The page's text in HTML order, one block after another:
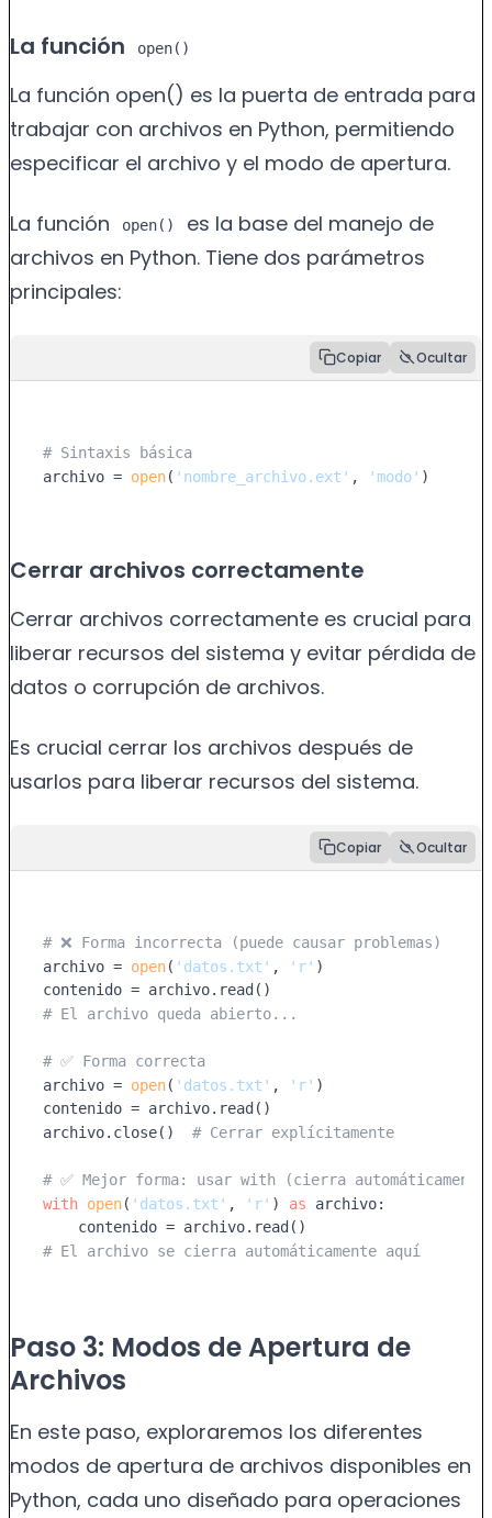
La función open()
La función open() es la puerta de entrada para
trabajar con archivos en Python, permitiendo
especificar el archivo y el modo de apertura.
La función open()
es la base del manejo de
archivos en Python. Tiene dos parámetros
principales:
Copiar Ocultar
# Sintaxis básica
archivo = open( 'nombre_archivo.ext' , 'modo' )
Cerrar archivos correctamente
Cerrar archivos correctamente es crucial para
liberar recursos del sistema y evitar pérdida de
datos o corrupción de archivos.
Es crucial cerrar los archivos después de
usarlos para liberar recursos del sistema.
Copiar Ocultar
# ❌ Forma incorrecta (puede causar problemas)
archivo = open( 'datos.txt' , 'r' )
# El archivo queda abierto...
# ✅ Forma correcta
archivo = open( 'datos.txt' , 'r' )
contenido = archivo.read()
archivo.close() # Cerrar explícitamente
# ✅ Mejor forma: usar with (cierra
with open( 'datos.txt' , 'r' ) as archivo:
# El archivo se cierra automáticamente aquí
Paso 3: Modos de Apertura de
Archivos
En este paso, exploraremos los diferentes
modos de apertura de archivos disponibles en
Python, cada uno diseñado para operaciones